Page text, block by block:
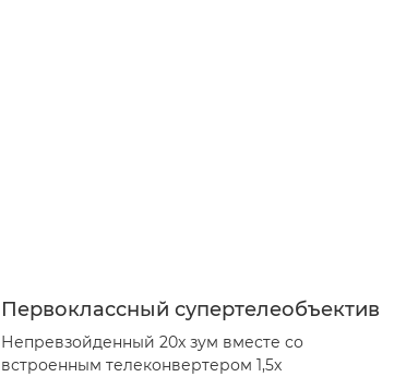
Первоклассный супертелеобъектив
Непревзойденный 20x зум вместе со
встроенным телеконвертером 1,5x